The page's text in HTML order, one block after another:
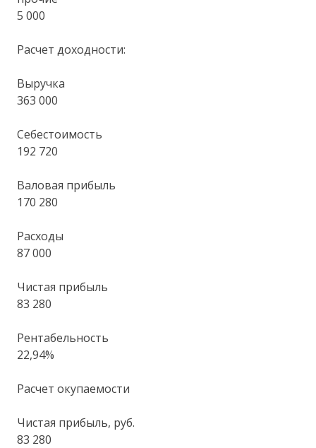
5 000
Расчет доходности:
Выручка
363 000
Себестоимость
192 720
Валовая прибыль
170 280
Расходы
87 000
Чистая прибыль
83 280
Рентабельность
22,94%
Расчет окупаемости
Чистая прибыль, руб.
83 280